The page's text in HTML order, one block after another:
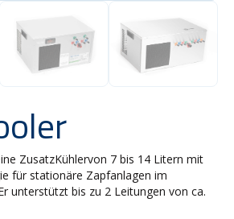
ZusatzKühlervon 7 bis 14 Litern mit
für stationäre Zapfanlagen im
unterstützt bis zu 2 Leitungen von ca.